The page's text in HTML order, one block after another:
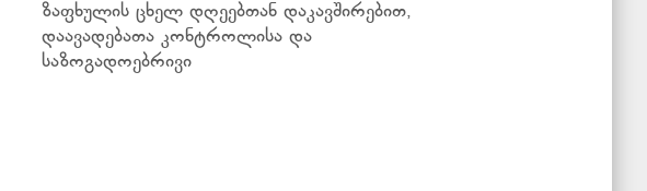
ზაფხულის ცხელ დღეებთან დაკავშირებით,
დაავადებათა კონტროლისა და
საზოგადოებრივი